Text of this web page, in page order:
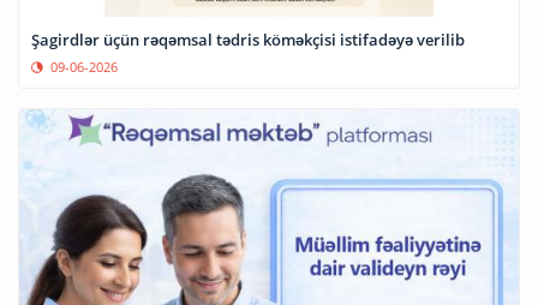
Şagirdlər üçün rəqəmsal tədris köməkçisi istifadəyə verilib
09-06-2026